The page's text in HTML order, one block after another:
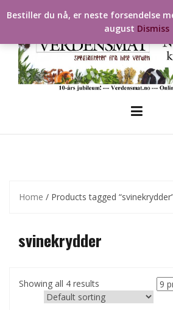
to
Home / Products tagged
svinekrydder
Showing all 4 results
Bestiller du nå, er neste forsendelse
august Dismiss